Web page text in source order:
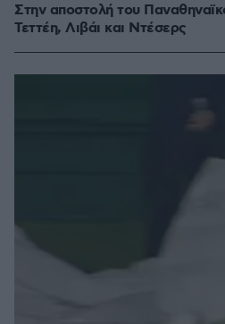
Στην αποστολή του
Τεττέη, Λιβάι και Ντέσερς